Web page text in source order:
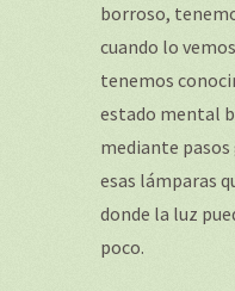
borroso,
cuando lo
tenemos
estado mental
mediante
esas lámparas
donde la luz
poco.